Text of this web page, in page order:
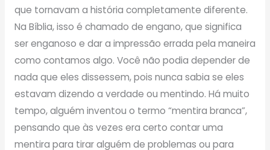
que tornavam a história completamente diferente.
Na Bíblia, isso é chamado de engano, que significa
ser enganoso e dar a impressão errada pela maneira
como contamos algo. Você não podia depender de
nada que eles dissessem, pois nunca sabia se eles
estavam dizendo a verdade ou mentindo. Há muito
tempo, alguém inventou o termo “mentira branca”,
pensando que às vezes era certo contar uma
mentira para tirar alguém de problemas ou para